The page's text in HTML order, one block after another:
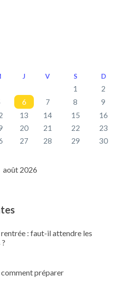
août 2026
J V S D
1
2
6 7 8
9
13 14 15
16
20 21 22
23
27 28 29
30
: faut-il attendre les
comment préparer